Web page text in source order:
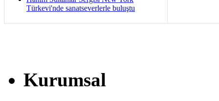
Türkevi'nde sanatseverlerle buluştu
Kurumsal